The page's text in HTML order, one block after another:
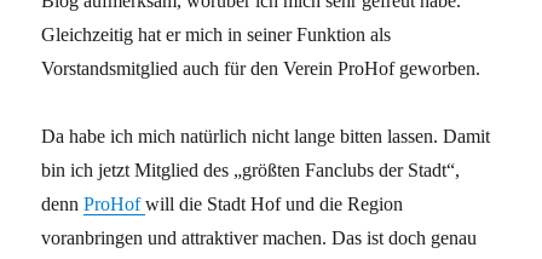
Gleichzeitig hat er mich in seiner Funktion als
Vorstandsmitglied auch für den Verein ProHof geworben.
Da habe ich mich natürlich nicht lange bitten lassen. Damit
bin ich jetzt Mitglied des „größten Fanclubs der Stadt“,
dennProHofwill die Stadt Hof und die Region
voranbringen und attraktiver machen. Das ist doch genau